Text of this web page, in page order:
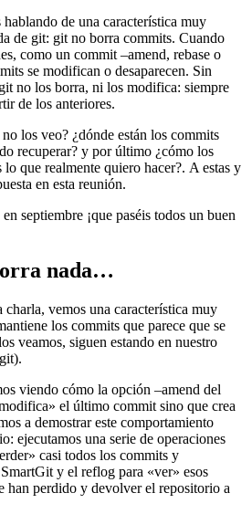
de una característica muy
de git: git no borra commits. Cuando
como un commit –amend, rebase o
se modifican o desaparecen. Sin
no los borra, ni los modifica: siempre
de los anteriores.
los veo? ¿dónde están los commits
recuperar? y por último ¿cómo los
que realmente quiero hacer?. A estas y
en esta reunión.
septiembre ¡que paséis todos un buen
nada…
charla, vemos una característica muy
los commits que parece que se
veamos, siguen estando en nuestro
viendo cómo la opción –amend del
el último commit sino que crea
a demostrar este comportamiento
ejecutamos una serie de operaciones
casi todos los commits y
y el reflog para «ver» esos
han perdido y devolver el repositorio a